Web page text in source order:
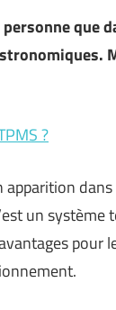
que
?
apparition
un
pour